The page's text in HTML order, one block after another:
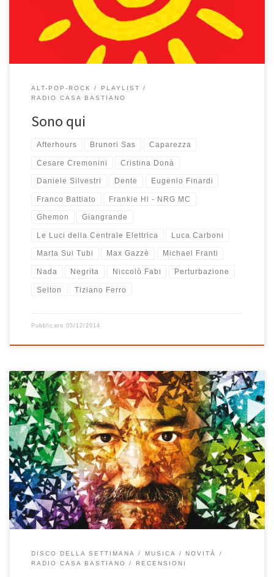
piace tra quella ascoltata e in certi […]
ALT-POP-ROCK
PLAYLIST
RADIO CASA BASTIANO
Sono qui
Afterhours Brunori Sas Caparezza
Cesare Cremonini Cristina Donà
Daniele Silvestri Dente Eugenio Finardi
Franco Battiato Frankie Hi - NRG MC
Ghemon Giangrande
Le Luci della Centrale Elettrica Luca Carboni
Marta Sui Tubi Max Gazzè Michael Franti
Nada Negrita Niccolò Fabi Perturbazione
Selton Tiziano Ferro
Pubblicato 05/12/2014
Gran bel ritorno (dopo 15 anni!) quello di Eugenio Finardi con
l’album Fibrillante che si merita proprio di essere il disco della
settimana di Radio Casa Bastiano. Fibrillante è stato registrato a
Torino negli studi Andromeda di Max Casacci dei Subsonica che è
anche co-produttore artistico dell’album ed è determinante per
[…]
DISCO DELLA SETTIMANA MUSICA
NOVITÀ
RADIO CASA BASTIANO
RECENSIONI